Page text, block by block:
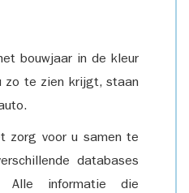
bouwjaar in de kleur
te zien krijgt, staan
zorg voor u samen te
databases
Alle informatie die